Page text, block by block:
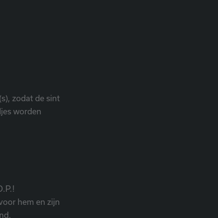
zodat de sint
worden
hem en zijn